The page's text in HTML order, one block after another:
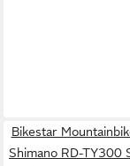
Bikestar
Shimano RD-TY300